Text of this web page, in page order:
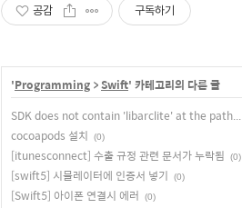
공감 구독하기
'Programming >Swift' 카테고리의 다른 글
SDK does not contain 'libarclite' at the path...
cocoapods 설치 (0)
[itunesconnect] 수출 규정 관련 문서가 누락됨 (0)
[swift5] 시뮬레이터에 인증서 넣기 (0)
[Swift5] 아이폰 연결시 에러 (0)